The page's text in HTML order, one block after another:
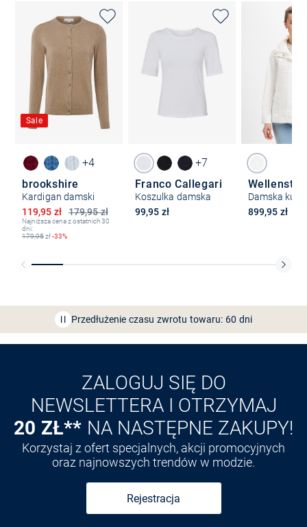
Sale
+4
brookshire
Kardigan damski
179,95 zł
Obniżona cena
119,95 zł
Najniższa cena z ostatnich 30
dni:
179,95zł-33%
+7
Franco Callegari
Koszulka damska
99,95 zł
899,95 zł
Przedłużenie czasu zwrotu towaru: 60 dni
Odkryj aplikację VANGRAAF
ZALOGUJ SIĘ DO
NEWSLETTERA I OTRZYMAJ
20 ZŁ** NA NASTĘPNE ZAKUPY!
Korzystaj z ofert specjalnych, akcji promocyjnych
oraz najnowszych trendów w modzie.
Rejestracja